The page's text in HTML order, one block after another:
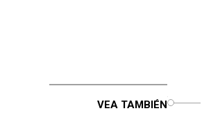
VEA TAMBIÉN